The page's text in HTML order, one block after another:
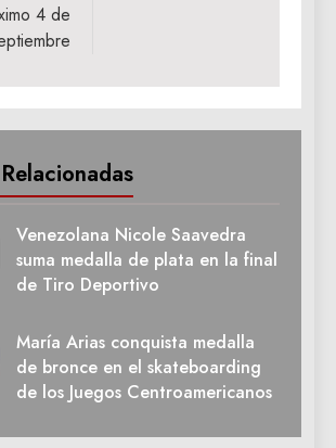
4 de
Venezolana Nicole Saavedra
suma medalla de plata en la final
de Tiro Deportivo
María Arias conquista medalla
de bronce en el skateboarding
de los Juegos Centroamericanos